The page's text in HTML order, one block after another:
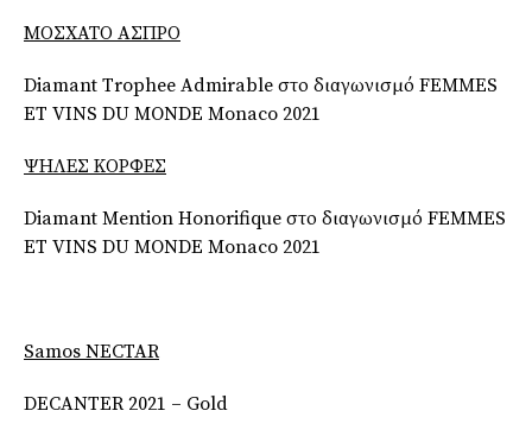
ΜΟΣΧΑΤΟ ΑΣΠΡΟ
Diamant Trophee Admirable στο διαγωνισμό FEMMES
ET VINS DU MONDE Monaco 2021
ΨΗΛΕΣ ΚΟΡΦΕΣ
Diamant Mention Honorifique στο διαγωνισμό FEMMES
ET VINS DU MONDE Monaco 2021
Samos NECTAR
DECANTER 2021 – Gold